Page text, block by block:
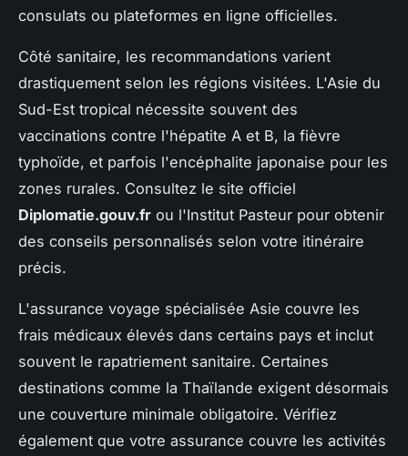
consulats ou plateformes en ligne officielles.
Côté sanitaire, les recommandations varient
drastiquement selon les régions visitées. L'Asie du
Sud-Est tropical nécessite souvent des
vaccinations contre l'hépatite A et B, la fièvre
typhoïde, et parfois l'encéphalite japonaise pour les
zones rurales. Consultez le site officiel
Diplomatie.gouv.fr ou l'Institut Pasteur pour obtenir
des conseils personnalisés selon votre itinéraire
précis.
L'assurance voyage spécialisée Asie couvre les
frais médicaux élevés dans certains pays et inclut
souvent le rapatriement sanitaire. Certaines
destinations comme la Thaïlande exigent désormais
une couverture minimale obligatoire. Vérifiez
également que votre assurance couvre les activités